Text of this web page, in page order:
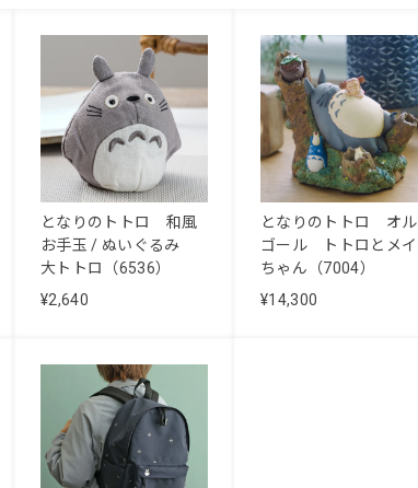
となりのトトロ 和風
お手玉 / ぬいぐるみ
大トトロ（6536）
¥2,640
となりのトトロ オル
ゴール トトロとメイ
ちゃん（7004）
¥14,300